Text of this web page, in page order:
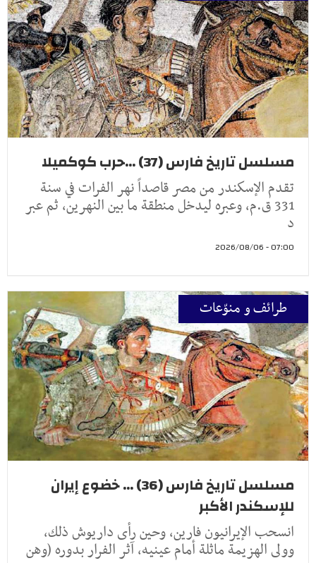
مسلسل تاريخ فارس (37) ...حرب كوكميلا
تقدم الإسكندر من مصر قاصداً نهر الفرات في سنة
331 ق.م، وعبره ليدخل منطقة ما بين النهرين، ثم عبر
د
07:00 - 2026/08/06
طرائف و منوّعات
مسلسل تاريخ فارس (36) ... خضوع إيران
للإسكندر الأكبر
انسحب الإيرانيون فارين، وحين رأى داريوش ذلك،
وولى الهزيمة ماثلة أمام عينيه، آثر الفرار بدوره (وهن